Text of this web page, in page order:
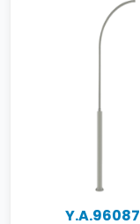
Y.A.96087